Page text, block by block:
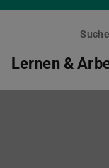
Suche
Lernen &